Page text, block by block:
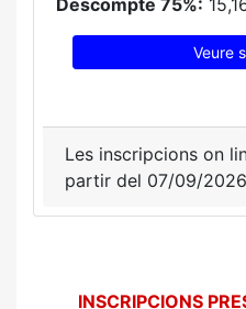
Descompte 75%:
Veure
Les inscripcions on
partir del 07/09/2026
INSCRIPCIONS